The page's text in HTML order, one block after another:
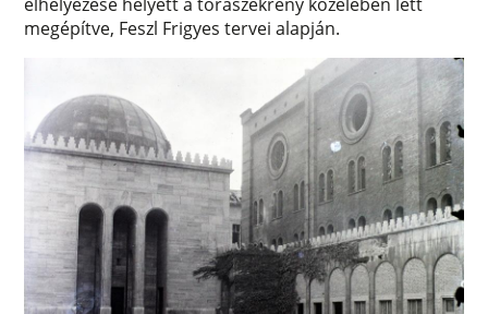
elhelyezése helyett a tóraszekrény közelében lett
megépítve, Feszl Frigyes tervei alapján.